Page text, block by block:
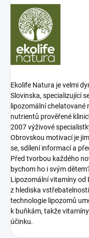
Ekolife Natura je velmi
Slovinska, specializující
lipozomální
nutrientů prověřené
2007 výživové
Obrovskou motivací je
se, sdílení informací a
Před tvorbou každého
bychom ho i svým
Lipozomální vitamíny od
z hlediska
technologie lipozomů
k buňkám, takže
účinku.